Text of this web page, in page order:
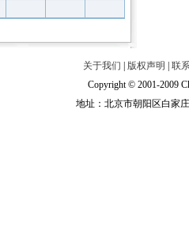
关于我们 版权声明
联
Copyright © 2001-2009
地址：北京市朝阳区白家